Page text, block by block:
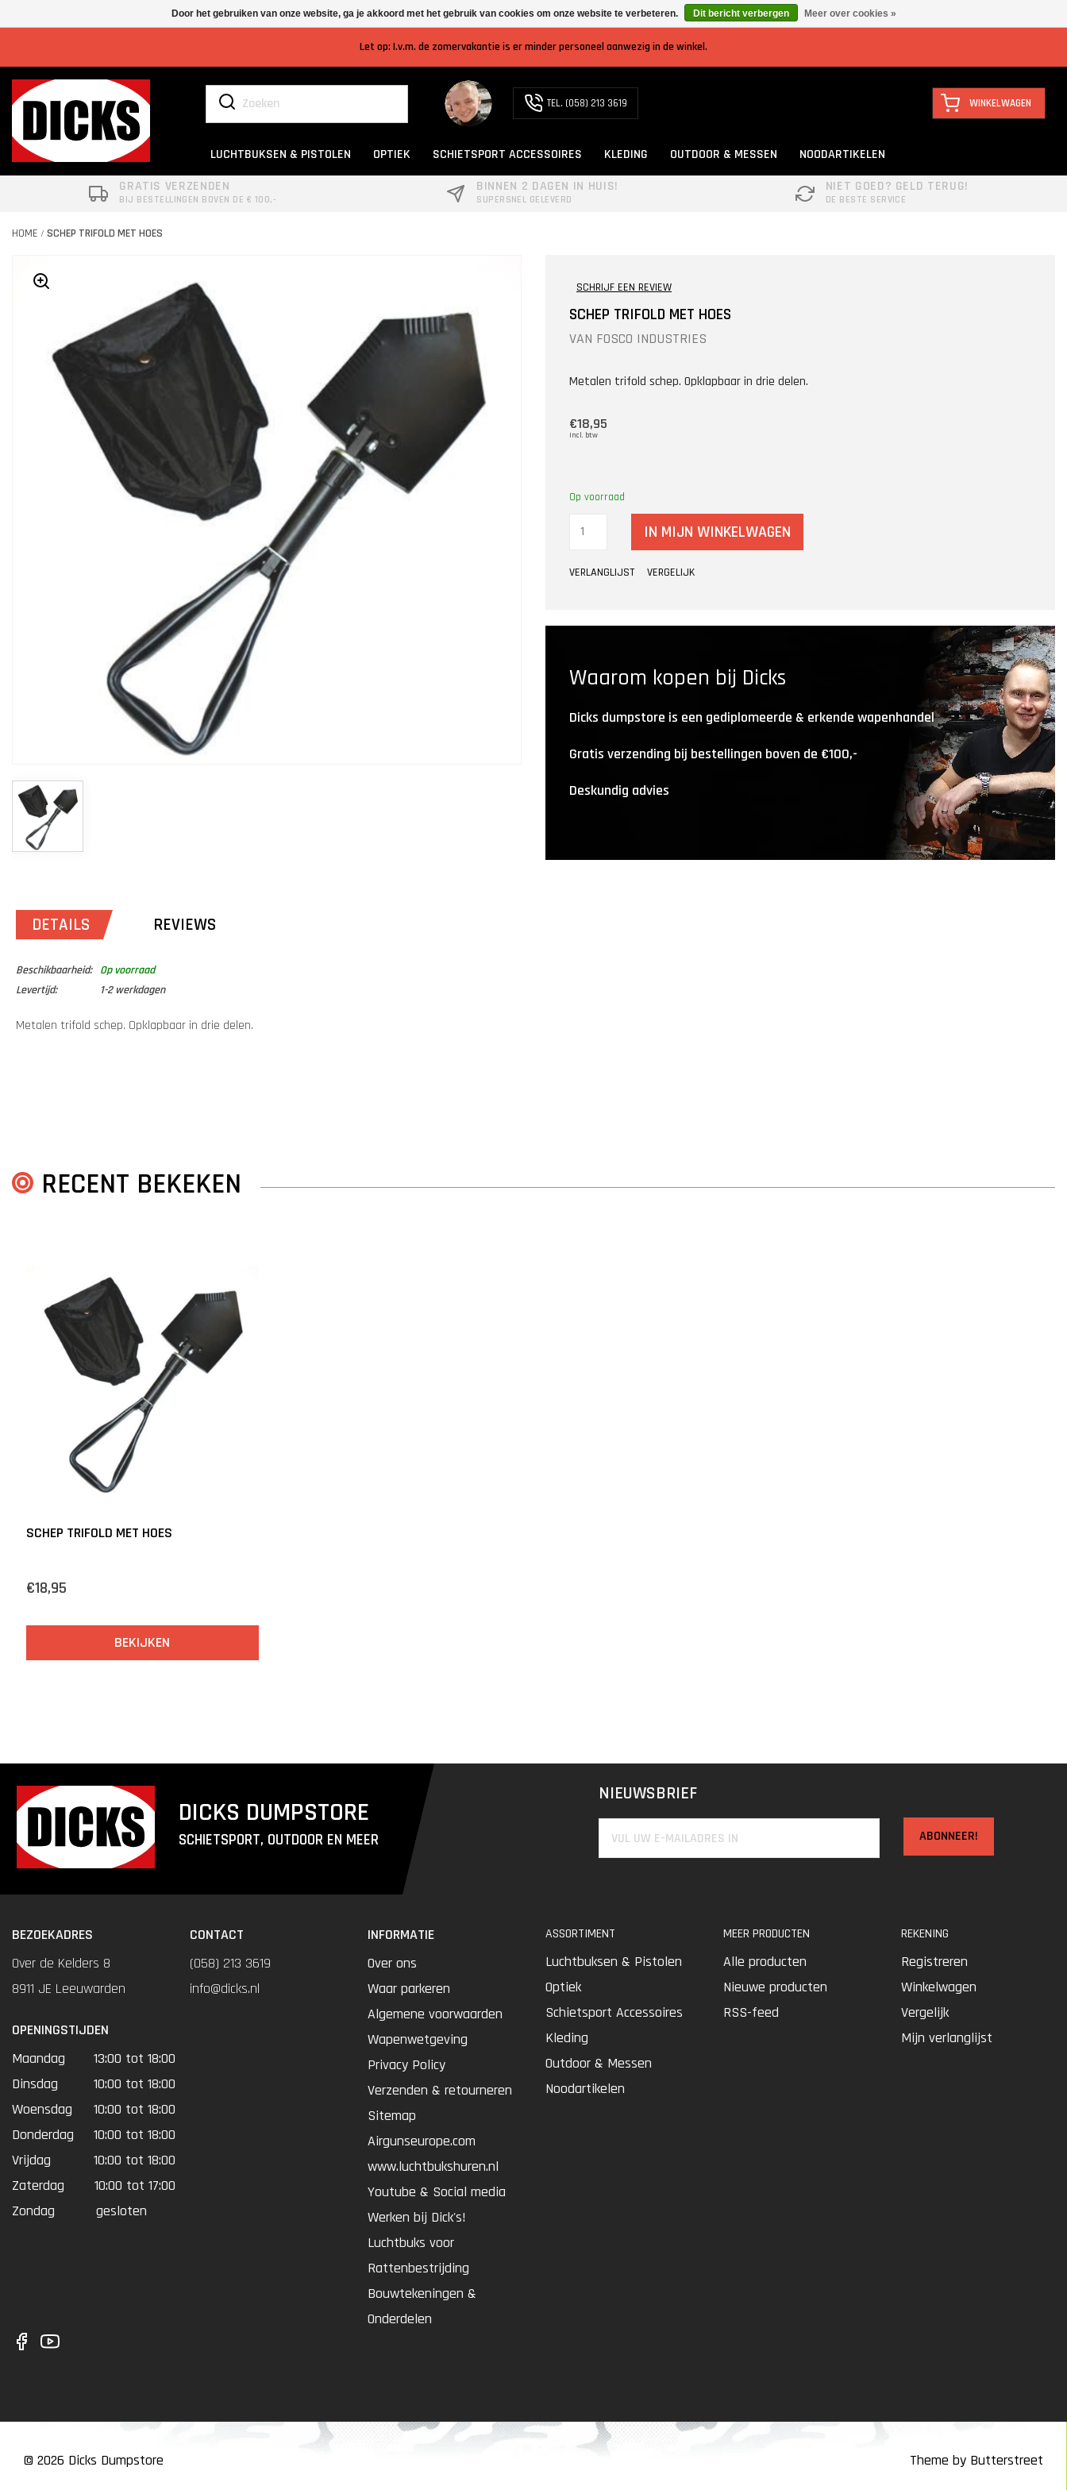
Let op: I.v.m. de zomervakantie is er minder personeel aanwezig in de winkel.
TEL. (058) 213 3619 WINKELWAGEN
LUCHTBUKSEN & PISTOLEN OPTIEK SCHIETSPORT ACCESSOIRES KLEDING OUTDOOR & MESSEN
NOODARTIKELEN
GRATIS VERZENDEN
BIJ BESTELLINGEN BOVEN DE € 100,-
BINNEN 2 DAGEN IN HUIS!
SUPERSNEL GELEVERD
NIET GOED? GELD TERUG!
DE BESTE SERVICE
HOME / SCHEP TRIFOLD MET HOES
DETAILS REVIEWS
Beschikbaarheid:
Op voorraad
Levertijd:
1-2 werkdagen
Metalen trifold schep. Opklapbaar in drie delen.
SCHRIJF EEN REVIEW
SCHEP TRIFOLD MET HOES
VAN FOSCO INDUSTRIES
Metalen trifold schep. Opklapbaar in drie delen.
€18,95
Incl. btw
Op voorraad
IN MIJN WINKELWAGEN
VERLANGLIJST VERGELIJK
Waarom kopen bij Dicks
Dicks dumpstore is een gediplomeerde & erkende wapenhandel
Gratis verzending bij bestellingen boven de €100,-
Deskundig advies
RECENT BEKEKEN
SCHEP TRIFOLD MET HOES
€18,95
BEKIJKEN
DICKS DUMPSTORE
SCHIETSPORT, OUTDOOR EN MEER
NIEUWSBRIEF
ABONNEER!
BEZOEKADRES
Over de Kelders 8
8911 JE Leeuwarden
OPENINGSTIJDEN
Maandag
13:00 tot 18:00
Dinsdag
10:00 tot 18:00
Woensdag
10:00 tot 18:00
Donderdag
10:00 tot 18:00
Vrijdag
10:00 tot 18:00
Zaterdag
10:00 tot 17:00
Zondag
gesloten
CONTACT
(058) 213 3619
info@dicks.nl
INFORMATIE
Over ons
Waar parkeren
Algemene voorwaarden
Wapenwetgeving
Privacy Policy
Verzenden & retourneren
Sitemap
Airgunseurope.com
www.luchtbukshuren.nl
Youtube & Social media
Werken bij Dick's!
Luchtbuks voor
Rattenbestrijding
Bouwtekeningen &
Onderdelen
ASSORTIMENT
Luchtbuksen & Pistolen
Optiek
Schietsport Accessoires
Kleding
Outdoor & Messen
Noodartikelen
MEER PRODUCTEN
Alle producten
Nieuwe producten
RSS-feed
REKENING
Registreren
Winkelwagen
Vergelijk
Mijn verlanglijst
© 2026 Dicks Dumpstore Theme by Butterstreet
Door het gebruiken van onze website, ga je akkoord met het gebruik van cookies om onze website te verbeteren. Dit bericht verbergen Meer over cookies »